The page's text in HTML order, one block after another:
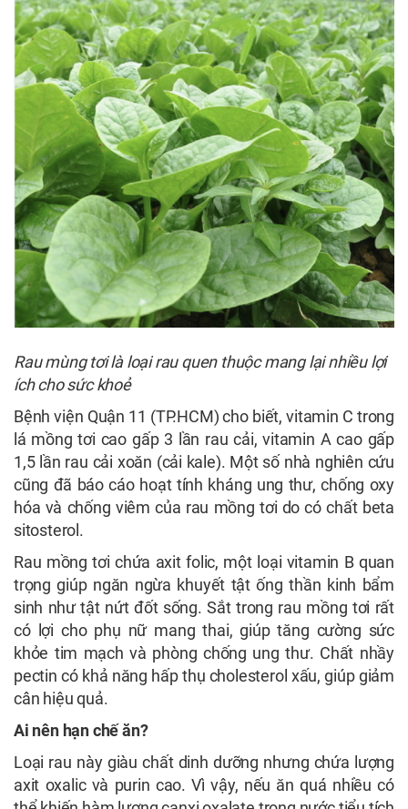
Rau mùng tơi là loại rau quen thuộc mang lại nhiều lợi
ích cho sức khoẻ
Bệnh viện Quận 11 (TP.HCM) cho biết, vitamin C trong
lá mồng tơi cao gấp 3 lần rau cải, vitamin A cao gấp
1,5 lần rau cải xoăn (cải kale). Một số nhà nghiên cứu
cũng đã báo cáo hoạt tính kháng ung thư, chống oxy
hóa và chống viêm của rau mồng tơi do có chất beta
sitosterol.
Rau mồng tơi chứa axit folic, một loại vitamin B quan
trọng giúp ngăn ngừa khuyết tật ống thần kinh bẩm
sinh như tật nứt đốt sống. Sắt trong rau mồng tơi rất
có lợi cho phụ nữ mang thai, giúp tăng cường sức
khỏe tim mạch và phòng chống ung thư. Chất nhầy
pectin có khả năng hấp thụ cholesterol xấu, giúp giảm
cân hiệu quả.
Ai nên hạn chế ăn?
Loại rau này giàu chất dinh dưỡng nhưng chứa lượng
axit oxalic và purin cao. Vì vậy, nếu ăn quá nhiều có